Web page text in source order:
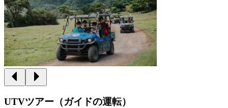
UTVツアー（ガイドの運転）